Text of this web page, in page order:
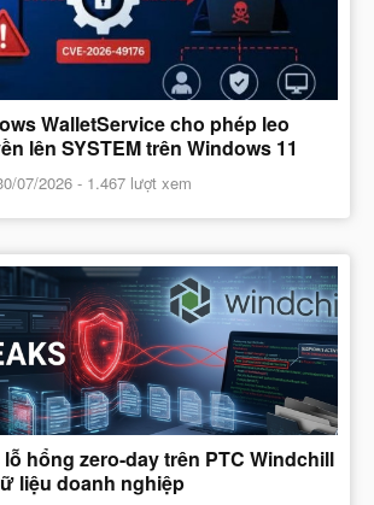
WalletService cho phép leo
lên SYSTEM trên Windows 11
07/2026 - 1.467 lượt xem
hổng zero-day trên PTC Windchill
liệu doanh nghiệp